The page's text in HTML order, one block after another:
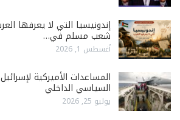
إندونيسيا التي لا يعرفها
شعب مسلم في…
أغسطس 1, 2026
المساعدات الأميركية
السياسي الداخلي
يوليو 25, 2026